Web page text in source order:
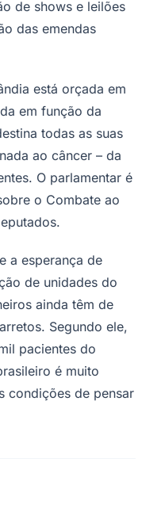
de shows e leilões
das emendas
está orçada em
em função da
todas as suas
ao câncer – da
O parlamentar é
o Combate ao
a esperança de
de unidades do
ainda têm de
Segundo ele,
pacientes do
é muito
condições de pensar